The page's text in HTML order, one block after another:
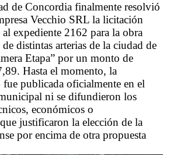
de Concordia finalmente resolvió
Vecchio SRL la licitación
expediente 2162 para la obra
distintas arterias de la ciudad de
Etapa” por un monto de
Hasta el momento, la
publicada oficialmente en el
ni se difundieron los
económicos o
justificaron la elección de la
por encima de otra propuesta